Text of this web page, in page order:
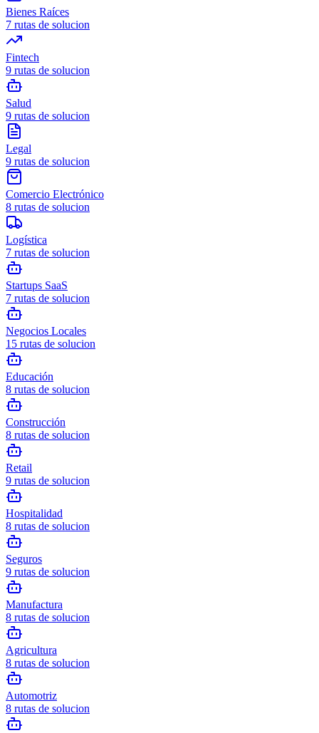
Bienes Raíces
7 rutas de solucion
Fintech
9 rutas de solucion
Salud
9 rutas de solucion
Legal
9 rutas de solucion
Comercio Electrónico
8 rutas de solucion
Logística
7 rutas de solucion
Startups SaaS
7 rutas de solucion
Negocios Locales
15 rutas de solucion
Educación
8 rutas de solucion
Construcción
8 rutas de solucion
Retail
9 rutas de solucion
Hospitalidad
8 rutas de solucion
Seguros
9 rutas de solucion
Manufactura
8 rutas de solucion
Agricultura
8 rutas de solucion
Automotriz
8 rutas de solucion